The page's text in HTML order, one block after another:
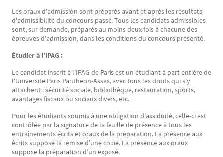
Les oraux d'admission sont préparés avant et après les résultats
d'admissibilité du concours passé. Tous les candidats admissibles
sont, sur demande, préparés au moins deux fois à chacune des
épreuves d'admission, dans les conditions du concours présenté.
Étudier à l’IPAG :
Le candidat inscrit à l'IPAG de Paris est un étudiant à part entière de
l'Université Paris Panthéon-Assas, avec tous les droits qui s'y
attachent : sécurité sociale, bibliothèque, restauration, sports,
avantages fiscaux ou sociaux divers, etc.
Pour les étudiants soumis à une obligation d’assiduité, celle-ci est
contrôlée par la signature de la feuille de présence à tous les
entraînements écrits et oraux de la préparation. La présence aux
écrits suppose la remise d'une copie. La présence aux oraux
suppose la préparation d’un exposé.